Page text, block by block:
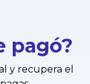
pagó?
y recupera el